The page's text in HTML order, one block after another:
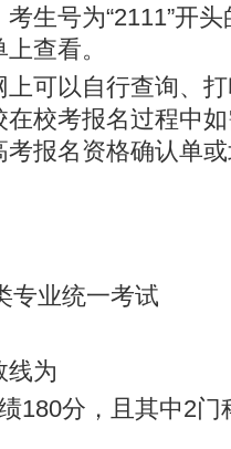
生号为“2111”开
查看。
上可以自行查询、
在校考报名过程中
考报名资格确认单
专业统一考试
线为
180分，且其中2